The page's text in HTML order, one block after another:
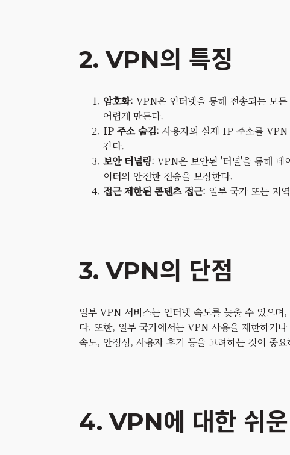
2. VPN의 특징
암호화: VPN은 인터넷을 통해 전송되는 모
어렵게 만든다.
IP 주소 숨김: 사용자의 실제 IP 주소를 VPN
긴다.
보안 터널링: VPN은 보안된 '터널'을 통해 데
이터의 안전한 전송을 보장한다.
접근 제한된 콘텐츠 접근: 일부 국가 또는 지
3. VPN의 단점
일부 VPN 서비스는 인터넷 속도를 늦출 수 있으
다. 또한, 일부 국가에서는 VPN 사용을 제한하거
속도, 안정성, 사용자 후기 등을 고려하는 것이 중요
4. VPN에 대한 쉬